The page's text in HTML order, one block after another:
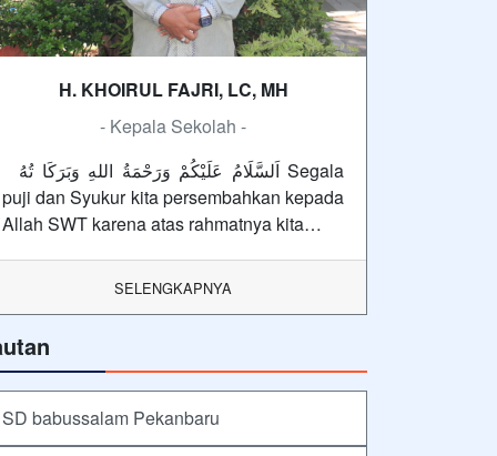
H. KHOIRUL FAJRI, LC, MH
- Kepala Sekolah -
puji dan Syukur kita persembahkan kepada
Allah SWT karena atas rahmatnya kita…
SELENGKAPNYA
SD babussalam Pekanbaru